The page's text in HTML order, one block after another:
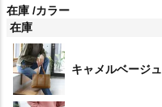
在庫 カラー
在庫
キャメルベージュ